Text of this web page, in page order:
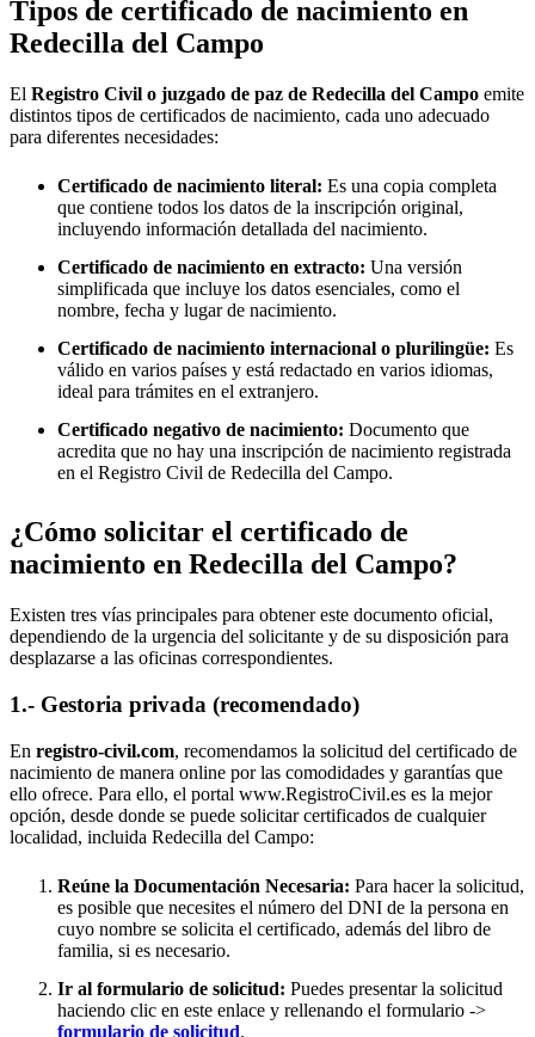
Tipos de certificado de nacimiento en
Redecilla del Campo
El Registro Civil o juzgado de paz de Redecilla del Campo emite
distintos tipos de certificados de nacimiento, cada uno adecuado
para diferentes necesidades:
Certificado de nacimiento literal: Es una copia completa
que contiene todos los datos de la inscripción original,
incluyendo información detallada del nacimiento.
Certificado de nacimiento en extracto: Una versión
simplificada que incluye los datos esenciales, como el
nombre, fecha y lugar de nacimiento.
Certificado de nacimiento internacional o plurilingüe: Es
válido en varios países y está redactado en varios idiomas,
ideal para trámites en el extranjero.
Certificado negativo de nacimiento: Documento que
acredita que no hay una inscripción de nacimiento registrada
en el Registro Civil de Redecilla del Campo.
¿Cómo solicitar el certificado de
nacimiento en Redecilla del Campo?
Existen tres vías principales para obtener este documento oficial,
dependiendo de la urgencia del solicitante y de su disposición para
desplazarse a las oficinas correspondientes.
1.- Gestoria privada (recomendado)
En registro-civil.com, recomendamos la solicitud del certificado de
nacimiento de manera online por las comodidades y garantías que
ello ofrece. Para ello, el portal www.RegistroCivil.es es la mejor
opción, desde donde se puede solicitar certificados de cualquier
localidad, incluida Redecilla del Campo:
Reúne la Documentación Necesaria: Para hacer la solicitud,
es posible que necesites el número del DNI de la persona en
cuyo nombre se solicita el certificado, además del libro de
familia, si es necesario.
Ir al formulario de solicitud: Puedes presentar la solicitud
haciendo clic en este enlace y rellenando el formulario ->
formulario de solicitud.